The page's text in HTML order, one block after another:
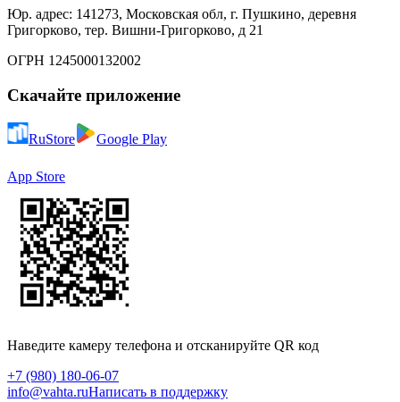
Юр. адрес: 141273, Московская обл, г. Пушкино, деревня
Григорково, тер. Вишни-Григорково, д 21
ОГРН 1245000132002
Скачайте приложение
RuStore Google Play
App Store
Наведите камеру телефона и отсканируйте QR код
+7 (980) 180-06-07
info@vahta.ruНаписать в поддержку